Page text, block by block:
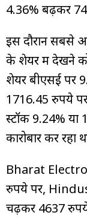
4.36% बढ़कर
इस दौरान सबसे
के शेयर में देखने
शेयर बीएसई पर
1716.45 रुपये पर
स्टॉक 9.24%
कारोबार कर रहा
Bharat
रुपये पर,
चढ़कर 4637